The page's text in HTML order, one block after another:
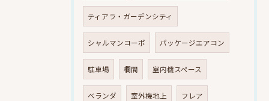
ティアラ・ガーデンシティ
シャルマンコーポ パッケージエアコン
駐車場 欄間 室内機スペース
ベランダ 室外機地上 フレア